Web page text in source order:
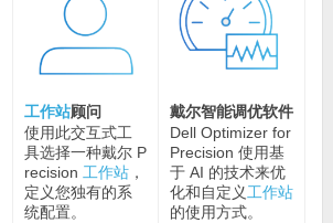
工作站顾问
使用此交互式工
具选择一种戴尔 P
recision 工作站，
定义您独有的系
统配置。
戴尔智能调优软件
Dell Optimizer for
Precision 使用基
于 AI 的技术来优
化和自定义工作站
的使用方式。